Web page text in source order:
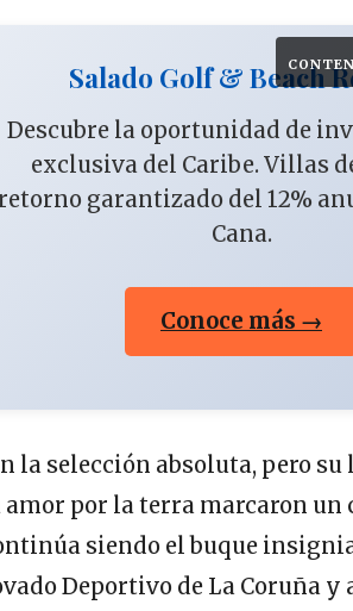
Salado Golf & Beach
Descubre la oportunidad de
exclusiva del Caribe. Villas
retorno garantizado del 12%
Cana.
Conoce más →
la selección absoluta, pero
amor por la terra marcaron un
siendo el buque
Deportivo de La Coruña y